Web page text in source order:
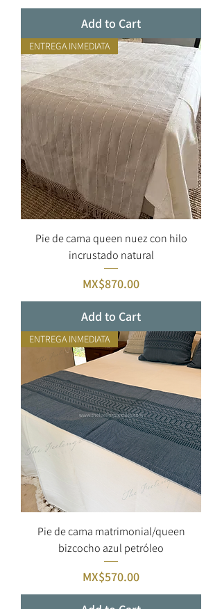
Add to Cart
ENTREGA INMEDIATA
Pie de cama queen nuez con hilo
incrustado natural
Price
MX$870.00
Add to Cart
ENTREGA INMEDIATA
Pie de cama matrimonial/queen
bizcocho azul petróleo
Price
MX$570.00